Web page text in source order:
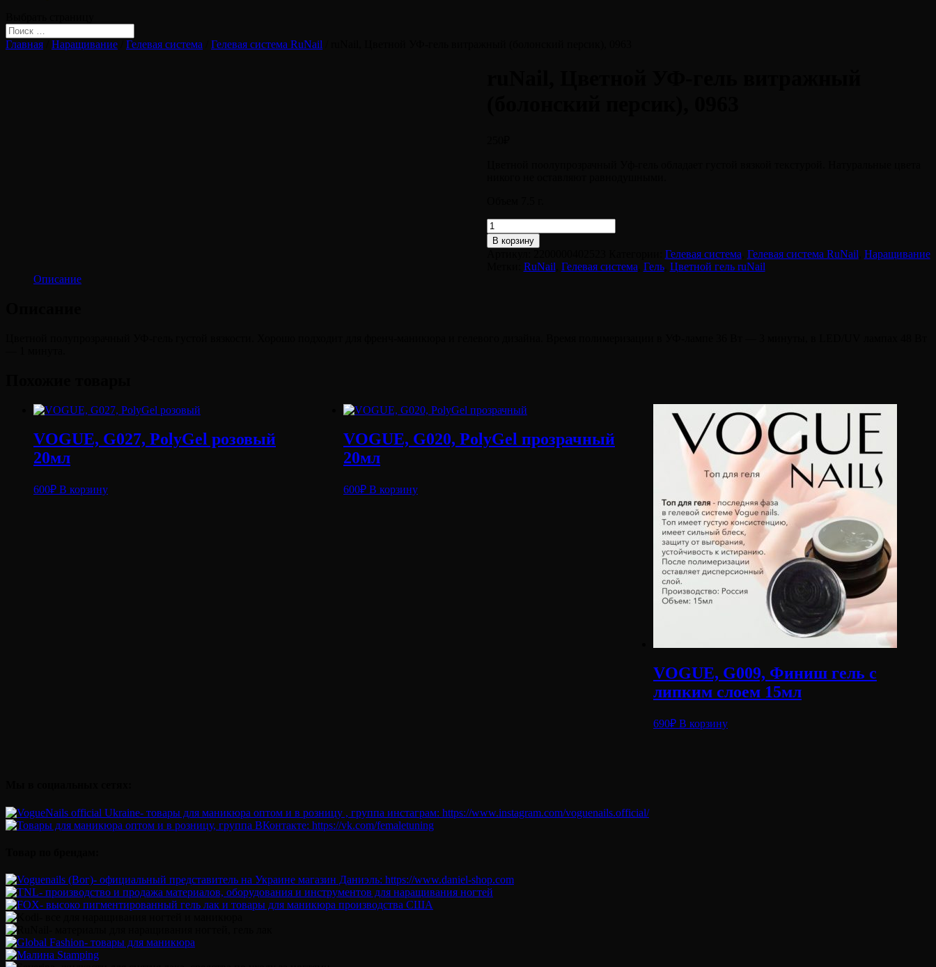
Главная Наращивание Гелевая система Гелевая система RuNail
Количество
товара
ruNail,
Цветной
В корзину
Гелевая система Гелевая система RuNail Наращивание
RuNail Гелевая система Гель, Цветной гель ruNail
Описание
VOGUE, G027, PolyGel розовый
20мл
600₽ В корзину
VOGUE, G020, PolyGel прозрачный
20мл
600₽ В корзину
VOGUE, G009, Финиш гель с
липким слоем 15мл
690₽ В корзину